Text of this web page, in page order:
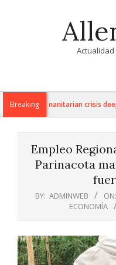
Actualidad
Navigation
MenuBreaking
as humanitarian crisis
Empleo
Parinacota
BY: ADMINWEB ON:
ECONOMÍA